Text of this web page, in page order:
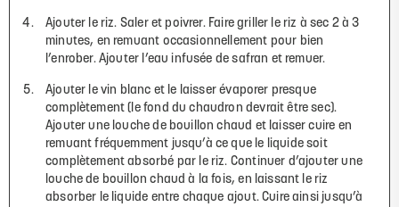
Ajouter le riz. Saler et poivrer. Faire griller le riz à sec 2 à 3
minutes, en remuant occasionnellement pour bien
l’enrober. Ajouter l’eau infusée de safran et remuer.
Ajouter le vin blanc et le laisser évaporer presque
complètement (le fond du chaudron devrait être sec).
Ajouter une louche de bouillon chaud et laisser cuire en
remuant fréquemment jusqu’à ce que le liquide soit
complètement absorbé par le riz. Continuer d’ajouter une
louche de bouillon chaud à la fois, en laissant le riz
absorber le liquide entre chaque ajout. Cuire ainsi jusqu’à